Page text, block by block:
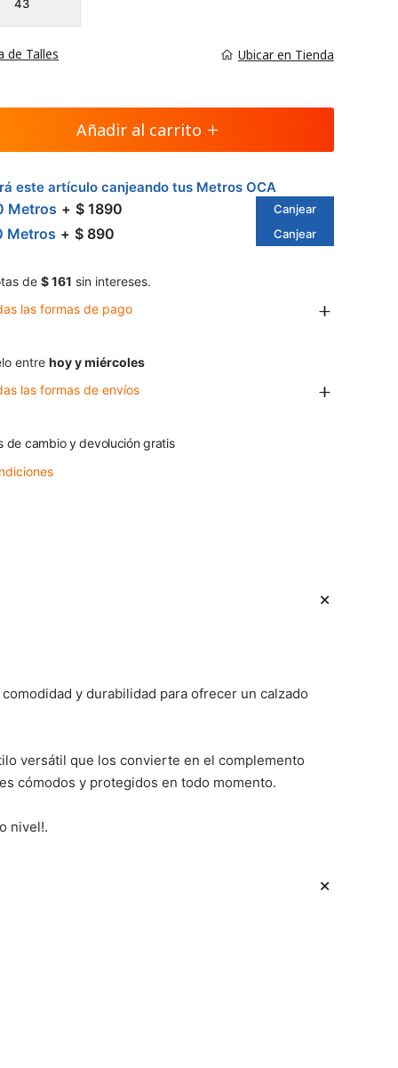
43
de Talles Ubicar en Tienda
Añadir al carrito
este artículo canjeando tus Metros OCA
Metros $ 1890 Canjear
Metros $ 890 Canjear
de $ 161 sin intereses.
las formas de pago
entre hoy y miércoles
las formas de envíos
de cambio y devolución gratis
y durabilidad para ofrecer un calzado
versátil que los convierte en el complemento
cómodos y protegidos en todo momento.
nivel!.